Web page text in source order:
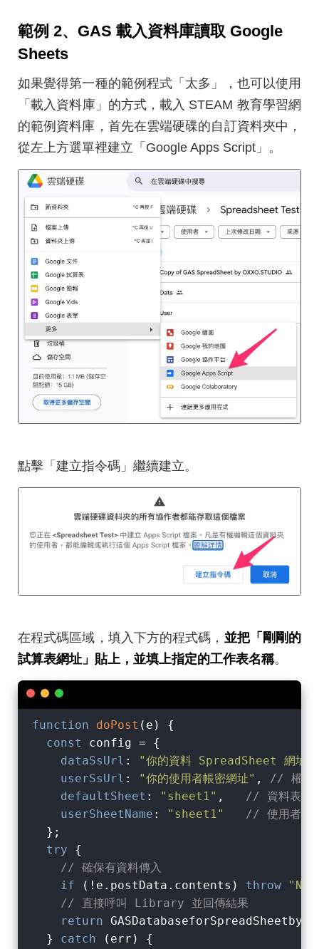
範例 2、GAS 載入資料庫讀取 Google
Sheets
如果覺得第一種的範例程式「太多」，也可以使用
「載入資料庫」的方式，載入 STEAM 教育學習網
的範例資料庫，首先在雲端硬碟的自訂資料夾中，
從左上方選單裡建立「Google Apps Script」。
點擊「建立指令碼」繼續建立。
在程式碼區域，填入下方的程式碼， 並把「剛剛的
試算表網址」貼上，並填上指定的工作表名稱。
function doPost ( e ) {
const
config = {
dataSsUrl : "你的資料 SpreadSheet 網址"
userSsUrl : "你的使用者帳密網址" , // 權限
defaultSheet : "sheet1" , // 資料表的
userSheetName : "sheet1"
// 使用者權
  };
try {
// 確保有資料傳入
if (!e.postData.contents) throw
"No
// 直接呼叫 Library 並回傳結果
return
  }
catch (err) {